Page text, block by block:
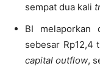
sempat dua kali
BI melaporkan
sebesar Rp12,4
capital outflow,